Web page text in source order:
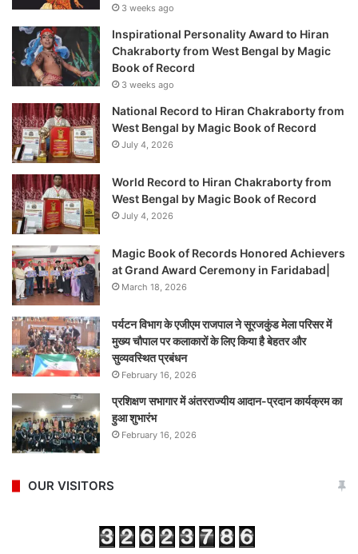
3 weeks ago
Inspirational Personality Award to Hiran
Chakraborty from West Bengal by Magic
Book of Record
3 weeks ago
National Record to Hiran Chakraborty from
West Bengal by Magic Book of Record
July 4, 2026
World Record to Hiran Chakraborty from
West Bengal by Magic Book of Record
July 4, 2026
Magic Book of Records Honored Achievers
at Grand Award Ceremony in Faridabad|
March 18, 2026
पर्यटन विभाग के एजीएम राजपाल ने सूरजकुंड मेला परिसर में
मुख्य चौपाल पर कलाकारों के लिए किया है बेहतर और
सुव्यवस्थित प्रबंधन
February 16, 2026
प्रशिक्षण सभागार में अंतरराज्यीय आदान-प्रदान कार्यक्रम का
हुआ शुभारंभ
February 16, 2026
OUR VISITORS